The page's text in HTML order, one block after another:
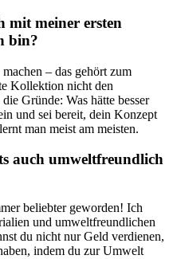
mit meiner ersten
bin?
– das gehört zum
Kollektion nicht den‌
‌Gründe: Was⁢ hätte besser⁢
und sei bereit,‌ dein Konzept
man meist am meisten.
auch umweltfreundlich
beliebter geworden! Ich
und umweltfreundlichen
du⁣ nicht nur Geld verdienen,
indem du zur Umwelt